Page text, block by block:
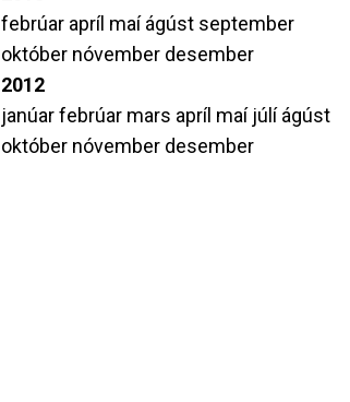
febrúar apríl maíágúst september
október nóvember desember
2012
janúarfebrúar mars apríl maí júlíágúst
október nóvember desember